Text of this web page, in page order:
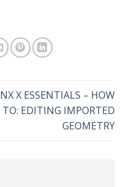
NX X ESSENTIALS – HOW
TO: EDITING IMPORTED
GEOMETRY